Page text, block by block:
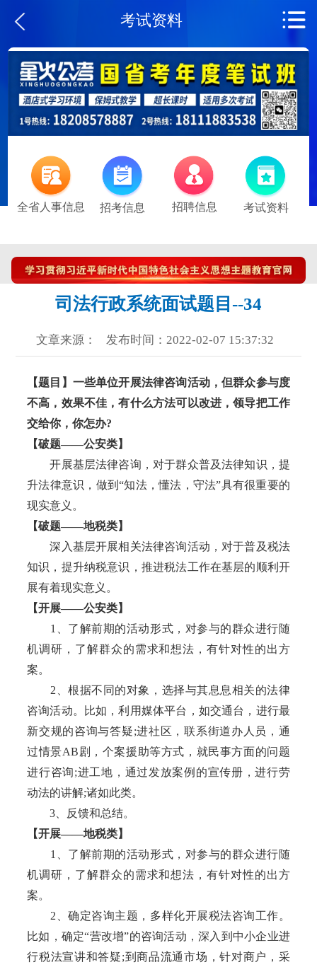
考试资料
全省人事信息 招考信息 招聘信息 考试资料
司法行政系统面试题目--34
文章来源： 发布时间：2022-02-07 15:37:32
【题目】一些单位开展法律咨询活动，但群众参与度
不高，效果不佳，有什么方法可以改进，领导把工作
交给你，你怎办?
【破题——公安类】
开展基层法律咨询，对于群众普及法律知识，提
升法律意识，做到“知法，懂法，守法”具有很重要的
现实意义。
【破题——地税类】
深入基层开展相关法律咨询活动，对于普及税法
知识，提升纳税意识，推进税法工作在基层的顺利开
展有着现实意义。
【开展——公安类】
1、了解前期的活动形式，对参与的群众进行随
机调研，了解群众的需求和想法，有针对性的出方
案。
2、根据不同的对象，选择与其息息相关的法律
咨询活动。比如，利用媒体平台，如交通台，进行最
新交规的咨询与答疑;进社区，联系街道办人员，通
过情景AB剧，个案援助等方式，就民事方面的问题
进行咨询;进工地，通过发放案例的宣传册，进行劳
动法的讲解;诸如此类。
3、反馈和总结。
【开展——地税类】
1、了解前期的活动形式，对参与的群众进行随
机调研，了解群众的需求和想法，有针对性的出方
案。
2、确定咨询主题，多样化开展税法咨询工作。
比如，确定“营改增”的咨询活动，深入到中小企业进
行税法宣讲和答疑;到商品流通市场，针对商户，采